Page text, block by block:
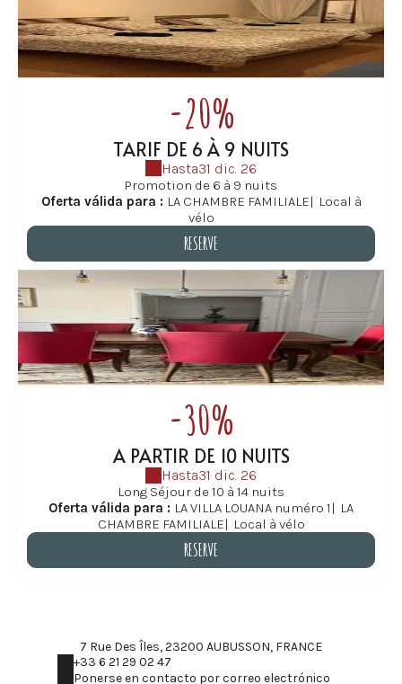
-20%
TARIF DE 6 À 9 NUITS
Hasta31 dic. 26
Promotion de 6 à 9 nuits
Oferta válida para : LA CHAMBRE FAMILIALE| Local à
vélo
RESERVE
RESERVE
-30%
A PARTIR DE 10 NUITS
Hasta31 dic. 26
Long Séjour de 10 à 14 nuits
Oferta válida para :
LA VILLA LOUANA numéro 1 | LA
CHAMBRE FAMILIALE| Local à vélo
RESERVE
7 Rue Des Îles, 23200 AUBUSSON, FRANCE
+33 6 21 29 02 47
Ponerse en contacto por correo electrónico